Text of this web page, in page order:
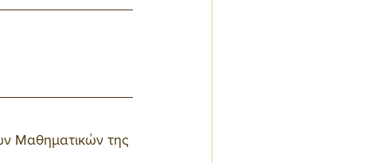
Μαθηματικών της